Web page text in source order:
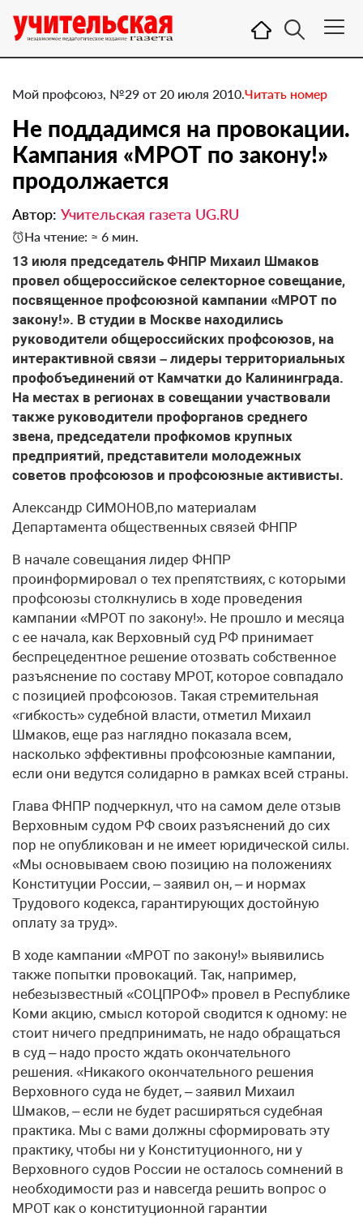
Мой профсоюз, №29 от 20 июля 2010.Читать номер
Не поддадимся на провокации.
Кампания «МРОТ по закону!»
продолжается
Автор: Учительская газета UG.RU
На чтение: ≈ 6 мин.
13 июля председатель ФНПР Михаил Шмаков
провел общероссийское селекторное совещание,
посвященное профсоюзной кампании «МРОТ по
закону!». В студии в Москве находились
руководители общероссийских профсоюзов, на
интерактивной связи – лидеры территориальных
профобъединений от Камчатки до Калининграда.
На местах в регионах в совещании участвовали
также руководители профорганов среднего
звена, председатели профкомов крупных
предприятий, представители молодежных
советов профсоюзов и профсоюзные активисты.
Александр СИМОНОВ,по материалам
Департамента общественных связей ФНПР
В начале совещания лидер ФНПР
проинформировал о тех препятствиях, с которыми
профсоюзы столкнулись в ходе проведения
кампании «МРОТ по закону!». Не прошло и месяца
с ее начала, как Верховный суд РФ принимает
беспрецедентное решение отозвать собственное
разъяснение по составу МРОТ, которое совпадало
с позицией профсоюзов. Такая стремительная
«гибкость» судебной власти, отметил Михаил
Шмаков, еще раз наглядно показала всем,
насколько эффективны профсоюзные кампании,
если они ведутся солидарно в рамках всей страны.
Глава ФНПР подчеркнул, что на самом деле отзыв
Верховным судом РФ своих разъяснений до сих
пор не опубликован и не имеет юридической силы.
«Мы основываем свою позицию на положениях
Конституции России, – заявил он, – и нормах
Трудового кодекса, гарантирующих достойную
оплату за труд».
В ходе кампании «МРОТ по закону!» выявились
также попытки провокаций. Так, например,
небезызвестный «СОЦПРОФ» провел в Республике
Коми акцию, смысл которой сводится к одному: не
стоит ничего предпринимать, не надо обращаться
в суд – надо просто ждать окончательного
решения. «Никакого окончательного решения
Верховного суда не будет, – заявил Михаил
Шмаков, – если не будет расширяться судебная
практика. Мы с вами должны сформировать эту
практику, чтобы ни у Конституционного, ни у
Верховного судов России не осталось сомнений в
необходимости раз и навсегда решить вопрос о
МРОТ как о конституционной гарантии